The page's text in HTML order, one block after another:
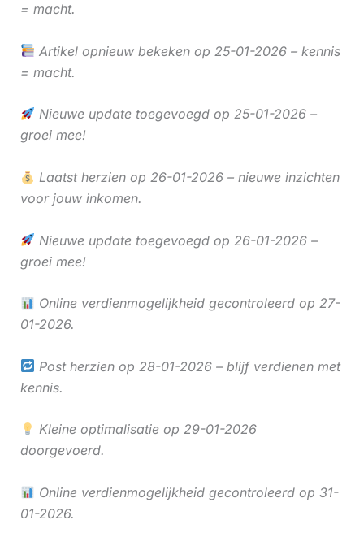
= macht.
Artikel opnieuw bekeken op 25-01-2026 – kennis
= macht.
Nieuwe update toegevoegd op 25-01-2026 –
groei mee!
Laatst herzien op 26-01-2026 – nieuwe inzichten
voor jouw inkomen.
Nieuwe update toegevoegd op 26-01-2026 –
groei mee!
Online verdienmogelijkheid gecontroleerd op 27-
01-2026.
Post herzien op 28-01-2026 – blijf verdienen met
kennis.
Kleine optimalisatie op 29-01-2026
doorgevoerd.
Online verdienmogelijkheid gecontroleerd op 31-
01-2026.